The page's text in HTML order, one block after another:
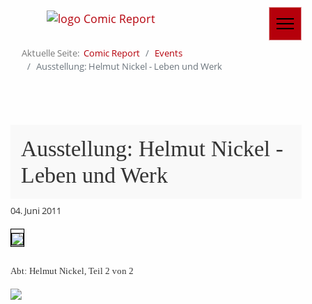
Aktuelle Seite: Comic Report
Events
Ausstellung: Helmut Nickel - Leben und Werk
Ausstellung: Helmut Nickel -
Leben und Werk
04. Juni 2011
Abt: Helmut Nickel, Teil 2 von 2